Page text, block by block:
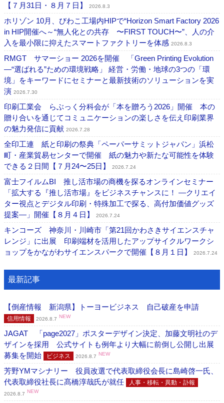
【７月31日・８月７日】
2026.8.3
ホリゾン 10月、びわこ工場内HIPで“Horizon Smart Factory 2026
in HIP開催へ～“無人化との共存 〜FIRST TOUCH〜”、人の介
入を最小限に抑えたスマートファクトリーを体感 2026.8.3
RMGT サマーショー 2026を開催 「Green Printing Evolution
―“選ばれる”ための環境戦略」 経営・労働・地球の3つの「環
境」をキーワードにセミナーと最新技術のソリューションを実
演 2026.7.30
印刷工業会 らぶっく分科会が「本を贈ろう2026」開催 本の
贈り合いを通じてコミュニケーションの楽しさを伝え印刷業界
の魅力発信に貢献 2026.7.28
全印工連 紙と印刷の祭典「ペーパーサミットジャパン」浜松
町・産業貿易センターで開催 紙の魅力や新たな可能性を体験
できる２日間【７月24〜25日】
2026.7.24
富士フイルムBI 推し活市場の商機を探るオンラインセミナー
「拡大する『推し活市場』をビジネスチャンスに！ ―クリエイ
ター視点とデジタル印刷・特殊加工で探る、高付加価値グッズ
提案―」開催【８月４日】
2026.7.24
キンコーズ 神奈川・川崎市「第21回かわさきサイエンスチャ
レンジ」に出展 印刷端材を活用したアップサイクルワークシ
ョップをかながわサイエンスパークで開催【８月１日】
2026.7.24
最新記事
【倒産情報 新潟県】トーヨービジネス 自己破産を申請
信用情報 2026.8.7 NEW
JAGAT 「page2027」ポスターデザイン決定、加藤文明社のデ
ザインを採用 公式サイトも例年より大幅に前倒し公開し出展
募集を開始
ビジネス 2026.8.7 NEW
芳野YMマシナリー 役員改選で代表取締役会長に島崎啓一氏、
代表取締役社長に髙橋淳哉氏が就任
人事・移転・異動・訃報
2026.8.7 NEW